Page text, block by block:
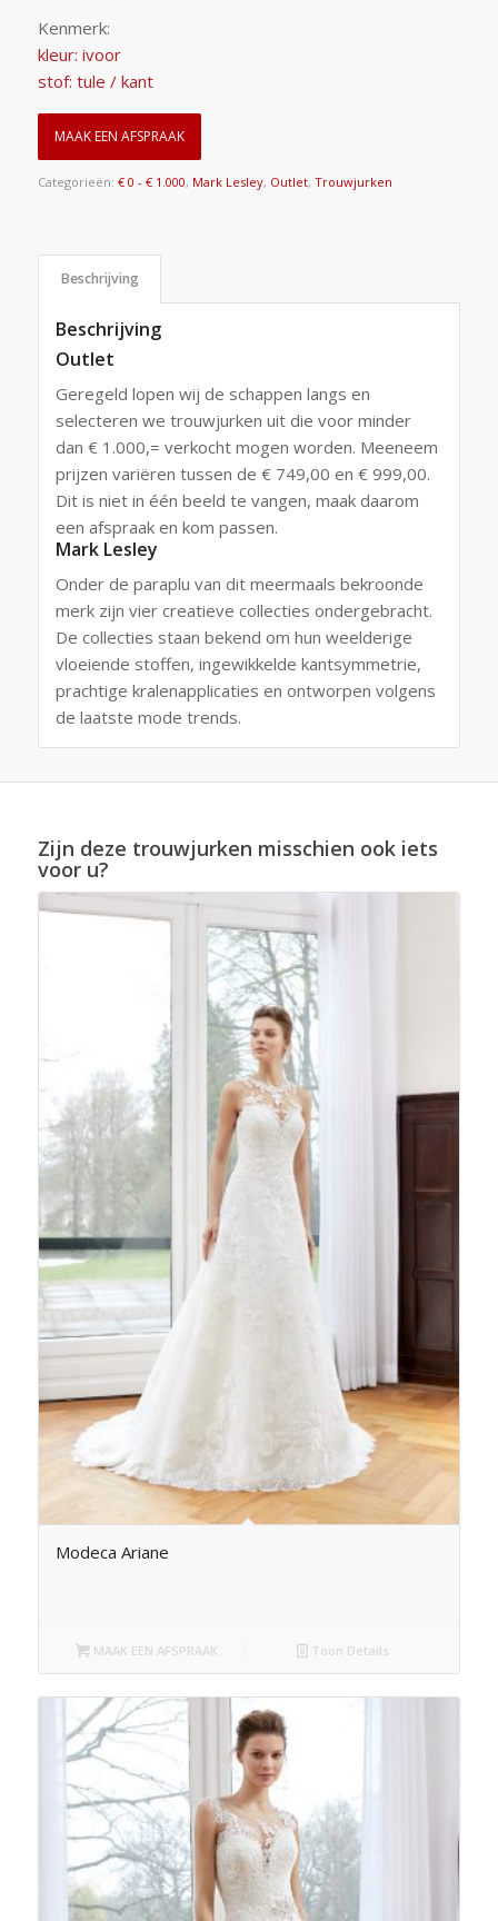
Kenmerk:
kleur: ivoor
stof: tule / kant
MAAK EEN AFSPRAAK
Categorieën: € 0 - € 1.000, Mark Lesley, Outlet, Trouwjurken
Beschrijving
Beschrijving
Outlet
Geregeld lopen wij de schappen langs en
selecteren we trouwjurken uit die voor minder
dan € 1.000,= verkocht mogen worden. Meeneem
prijzen variëren tussen de € 749,00 en € 999,00.
Dit is niet in één beeld te vangen, maak daarom
een afspraak en kom passen.
Mark Lesley
Onder de paraplu van dit meermaals bekroonde
merk zijn vier creatieve collecties ondergebracht.
De collecties staan ​​bekend om hun weelderige
vloeiende stoffen, ingewikkelde kantsymmetrie,
prachtige kralenapplicaties en ontworpen volgens
de laatste mode trends.
Zijn deze trouwjurken misschien ook iets
voor u?
Modeca Ariane
MAAK EEN AFSPRAAK Toon Details